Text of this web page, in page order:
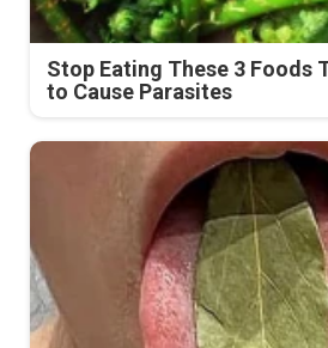
Stop Eating These 3 Foods
to Cause Parasites